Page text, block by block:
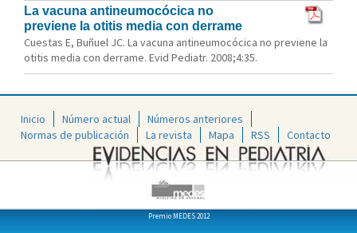
La vacuna antineumocócica no
previene la otitis media con derrame
Cuestas E, Buñuel JC. La vacuna antineumocócica no previene la
otitis media con derrame. Evid Pediatr. 2008;4:35.
Inicio Número actual
Números anteriores
Normas de publicación
La revista Mapa RSS Contacto
Premio MEDES 2012